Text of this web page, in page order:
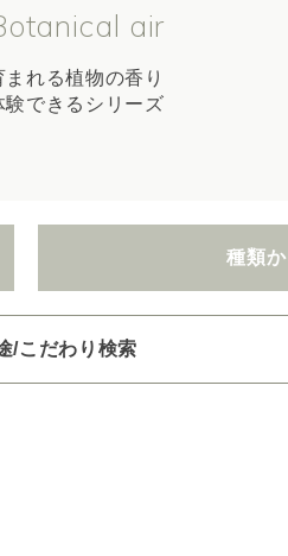
air
れる植物の香り
験できるシリーズ
種類
/こだわり検索
択できます。選択するたびに絞り